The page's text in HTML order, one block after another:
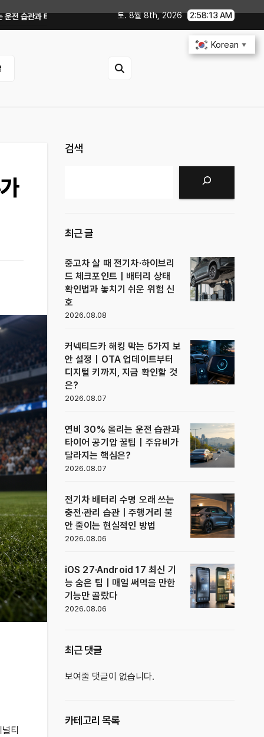
기압 꿀팁｜주유비가 달라지는 핵심은? 전기차 배터리 수명 오래 쓰는
토. 8월 8th, 2026 2:58:15 AM
티
검색
최근 글
중고차 살 때 전기차·하이브리
드 체크포인트｜배터리 상태
확인법과 놓치기 쉬운 위험 신
호
2026.08.08
커넥티드카 해킹 막는 5가지 보
안 설정｜OTA 업데이트부터
디지털 키까지, 지금 확인할 것
은?
2026.08.07
연비 30% 올리는 운전 습관과
타이어 공기압 꿀팁｜주유비가
달라지는 핵심은?
2026.08.07
전기차 배터리 수명 오래 쓰는
충전·관리 습관｜주행거리 불
안 줄이는 현실적인 방법
2026.08.06
iOS 27·Android 17 최신 기
능 숨은 팁｜매일 써먹을 만한
기능만 골랐다
2026.08.06
최근 댓글
보여줄 댓글이 없습니다.
카테고리 목록
Korean ▼